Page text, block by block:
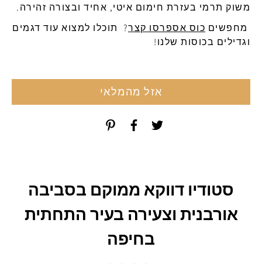
משוק תרמי בעזרת חימום איטי, אחיד ובצורה זהירה.
מחפשים כוס אספרסו קצר? תוכלו למצוא עוד דגמים
וגדילים בכוסות שלנו!
אזל מהמלאי
סטודיו דווקא ממוקם בסביבה
אורבנית וצעירה בעיר התחתית
בחיפה